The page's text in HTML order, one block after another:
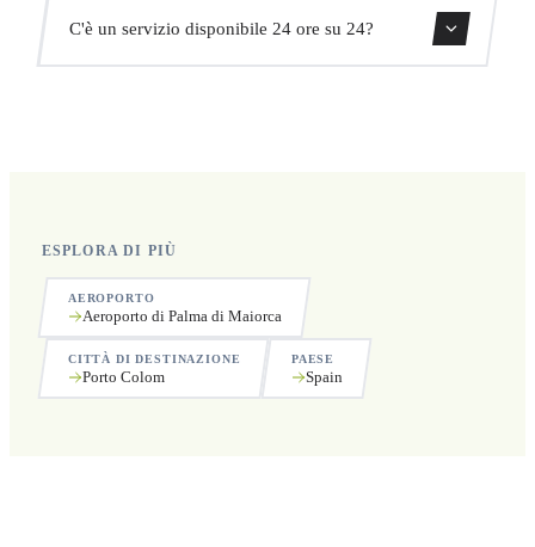
Sì, puoi cancellare gratuitamente fino a 24 ore prima del
ritiro.
C'è un servizio disponibile 24 ore su 24?
ESPLORA DI PIÙ
AEROPORTO
Aeroporto di Palma di Maiorca
CITTÀ DI DESTINAZIONE
Porto Colom
PAESE
Spain